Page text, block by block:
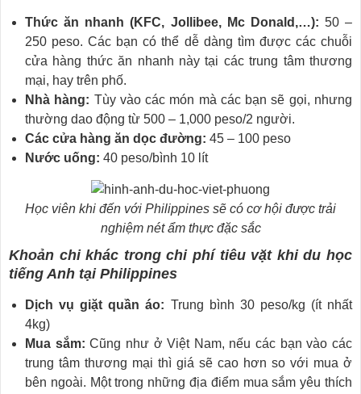
Thức ăn nhanh (KFC, Jollibee, Mc Donald,…): 50 –
250 peso. Các bạn có thể dễ dàng tìm được các chuỗi
cửa hàng thức ăn nhanh này tại các trung tâm thương
mại, hay trên phố.
Nhà hàng: Tùy vào các món mà các bạn sẽ gọi, nhưng
thường dao động từ 500 – 1,000 peso/2 người.
Các cửa hàng ăn dọc đường: 45 – 100 peso
Nước uống: 40 peso/bình 10 lít
Học viên khi đến với Philippines sẽ có cơ hội được trải
nghiệm nét ẩm thực đặc sắc
Khoản chi khác trong chi phí tiêu vặt khi du học
tiếng Anh tại Philippines
Dịch vụ giặt quần áo: Trung bình 30 peso/kg (ít nhất
4kg)
Mua sắm: Cũng như ở Việt Nam, nếu các bạn vào các
trung tâm thương mại thì giá sẽ cao hơn so với mua ở
bên ngoài. Một trong những địa điểm mua sắm yêu thích